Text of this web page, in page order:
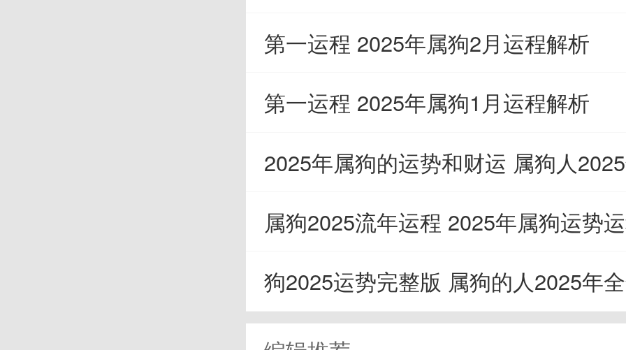
朋友帮助属狗人介绍对象，属狗人不要
缘无故的拒绝他人的好意，在这期间需
积极主动的去赴约，未来的人生另一半
在的形象，若是身材不太理想，需要
的健身减肥，否则会让自己不太理想
人看起来特别的不好。
第一运程 2025年属狗2月运程解析
第一运程 2025年属狗1月运程解析
2025年属狗的运势和财运 属狗人2025年好
属狗2025流年运程 2025年属狗运势运程
狗2025运势完整版 属狗的人2025年全年